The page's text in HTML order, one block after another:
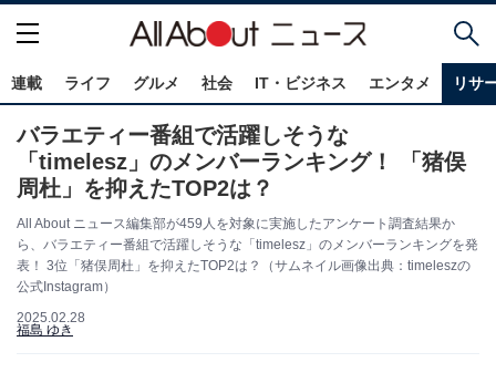
連載 ライフ グルメ 社会 IT・ビジネス エンタメ リサ
バラエティー番組で活躍しそうな
「timelesz」のメンバーランキング！ 「猪俣
周杜」を抑えたTOP2は？
All About ニュース編集部が459人を対象に実施したアンケート調査結果か
ら、バラエティー番組で活躍しそうな「timelesz」のメンバーランキングを発
表！ 3位「猪俣周杜」を抑えたTOP2は？（サムネイル画像出典：timeleszの
公式Instagram）
2025.02.28
福島 ゆき